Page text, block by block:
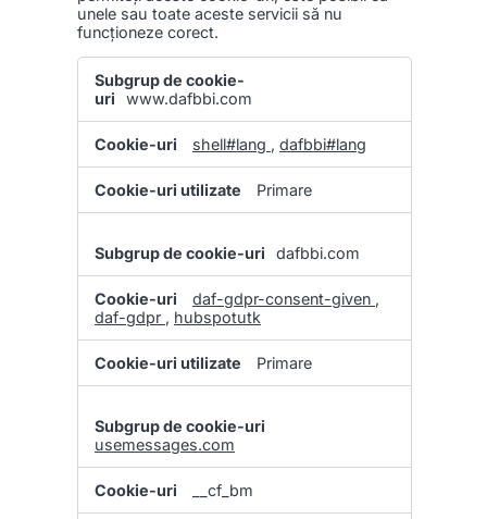
unele sau toate aceste servicii să nu
funcționeze corect.
uri
funcționale
www.dafbbi.com
shell#lang , dafbbi#lang
Primare
dafbbi.com
daf-gdpr-consent-given ,
daf-gdpr , hubspotutk
Primare
usemessages.com
__cf_bm